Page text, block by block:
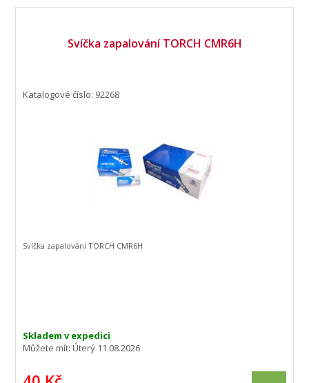
Svíčka zapalování TORCH CMR6H
Katalogové číslo: 92268
Skladem v expedici
Můžete mít:Úterý 11.08.2026
Svíčka zapalování TORCH CMR6H